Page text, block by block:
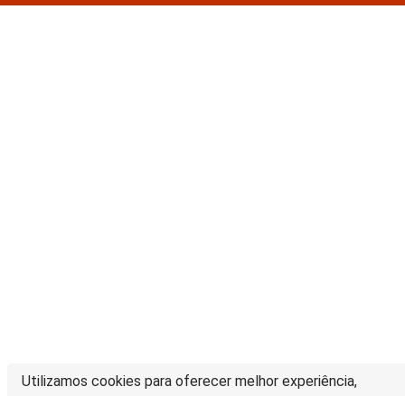
Utilizamos cookies para oferecer melhor experiência,